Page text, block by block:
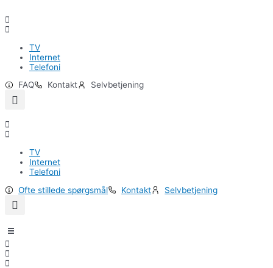
til
indholdet
TV
Internet
Telefoni
FAQ
Kontakt Selvbetjening
TV
Internet
Telefoni
Ofte stillede spørgsmål
Kontakt Selvbetjening